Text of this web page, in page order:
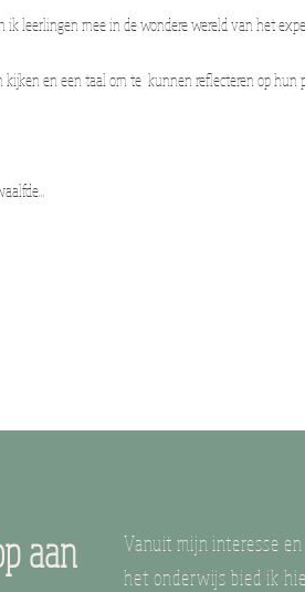
leerlingen mee in de wondere wereld van het
en een taal om te kunnen reflecteren op
aan
Vanuit mijn interesse
het onderwijs bied ik